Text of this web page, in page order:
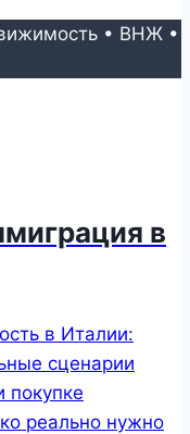
• ВНЖ •
в
в Италии:
сценарии
покупке
реально нужно